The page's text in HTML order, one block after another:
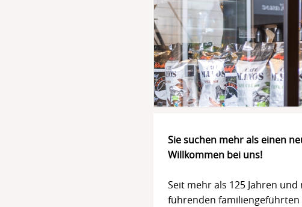
Sie suchen mehr als einen
Willkommen bei uns!
Seit mehr als 125 Jahren
führenden